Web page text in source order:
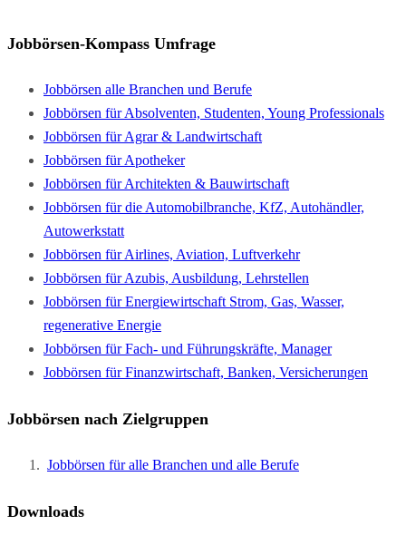
Jobbörsen-Kompass Umfrage
Jobbörsen alle Branchen und Berufe
Jobbörsen für Absolventen, Studenten, Young Professionals
Jobbörsen für Agrar & Landwirtschaft
Jobbörsen für Apotheker
Jobbörsen für Architekten & Bauwirtschaft
Jobbörsen für die Automobilbranche, KfZ, Autohändler,
Autowerkstatt
Jobbörsen für Airlines, Aviation, Luftverkehr
Jobbörsen für Azubis, Ausbildung, Lehrstellen
Jobbörsen für Energiewirtschaft Strom, Gas, Wasser,
regenerative Energie
Jobbörsen für Fach- und Führungskräfte, Manager
Jobbörsen für Finanzwirtschaft, Banken, Versicherungen
Jobbörsen nach Zielgruppen
Jobbörsen für alle Branchen und alle Berufe
Downloads